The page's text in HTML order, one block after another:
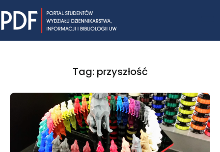
to
content
Tag: przyszłość